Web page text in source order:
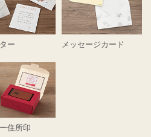
ー メッセージカード
住所印